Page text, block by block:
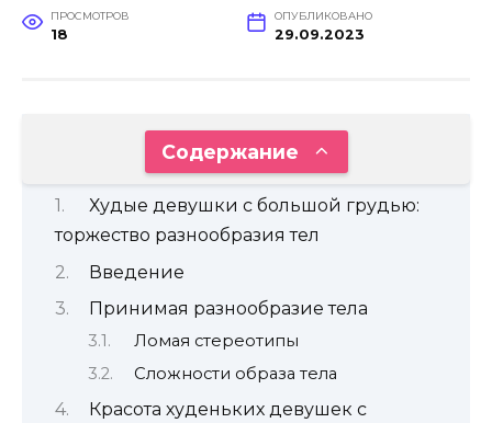
ПРОСМОТРОВ
18
ОПУБЛИКОВАНО
29.09.2023
Содержание
Худые девушки с большой грудью:
торжество разнообразия тел
Введение
Принимая разнообразие тела
Ломая стереотипы
Сложности образа тела
Красота худеньких девушек с